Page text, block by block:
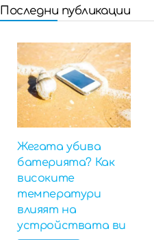
Последни публикации
Жегата убива
батерията? Как
високите
температури
влияят на
устройствата ви